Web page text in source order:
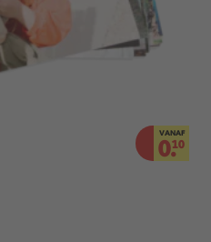
VANAF
0.10